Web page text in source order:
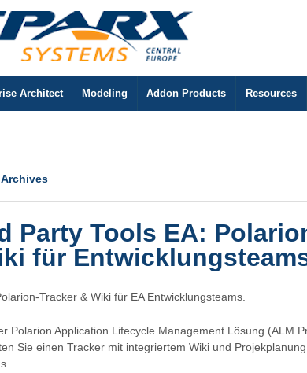
Architect Modeling Addon Products Resources
Party Tools EA:
für
Tracker & Wiki für EA Entwicklungsteams.
Polarion Application Lifecycle Management Lösung (ALM
Sie einen Tracker mit integriertem Wiki und